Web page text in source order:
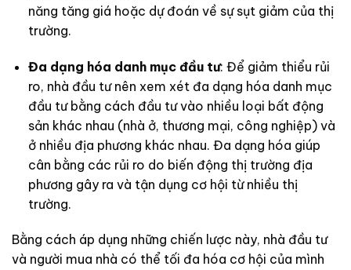
năng tăng giá hoặc dự đoán về sự sụt giảm của thị
trường.
Đa dạng hóa danh mục đầu tư: Để giảm thiểu rủi
ro, nhà đầu tư nên xem xét đa dạng hóa danh mục
đầu tư bằng cách đầu tư vào nhiều loại bất động
sản khác nhau (nhà ở, thương mại, công nghiệp) và
ở nhiều địa phương khác nhau. Đa dạng hóa giúp
cân bằng các rủi ro do biến động thị trường địa
phương gây ra và tận dụng cơ hội từ nhiều thị
trường.
Bằng cách áp dụng những chiến lược này, nhà đầu tư
và người mua nhà có thể tối đa hóa cơ hội của mình